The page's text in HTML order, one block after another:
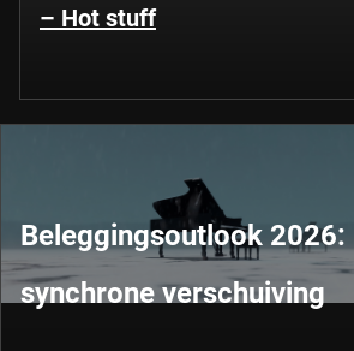
– Hot stuff
Beleggingsoutlook 2026:
synchrone verschuiving